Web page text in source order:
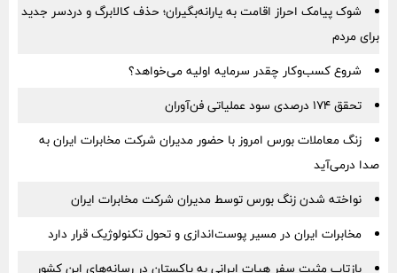
شوک پیامک احراز اقامت به یارانه‌بگیران؛ حذف کالابرگ و دردسر جدید
برای مردم
شروع کسب‌وکار چقدر سرمایه اولیه می‌خواهد؟
تحقق ۱۷۴ درصدی سود عملیاتی فن‌آوران
زنگ معاملات بورس امروز با حضور مدیران شرکت مخابرات ایران به
صدا درمی‌آید
نواخته شدن زنگ بورس توسط مدیران شرکت مخابرات ایران
مخابرات ایران در مسیر پوست‌اندازی و تحول تکنولوژیک قرار دارد
بازتاب مثبت سفر هیات ایرانی به پاکستان در رسانه‌های این کشور